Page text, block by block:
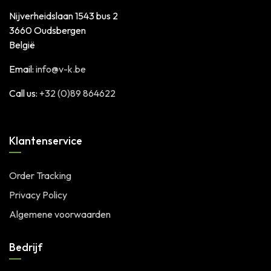
Nijverheidslaan 1543 bus 2
3660 Oudsbergen
België
Email: info@v-k.be
Call us: +32 (0)89 864622
Klantenservice
Order Tracking
Privacy Policy
Algemene voorwaarden
Bedrijf